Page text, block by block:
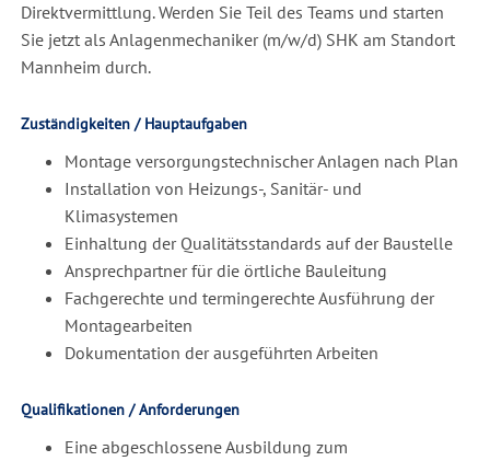
Direktvermittlung. Werden Sie Teil des Teams und starten
Sie jetzt als Anlagenmechaniker (m/w/d) SHK am Standort
Mannheim durch.
Zuständigkeiten / Hauptaufgaben
Montage versorgungstechnischer Anlagen nach Plan
Installation von Heizungs-, Sanitär- und
Klimasystemen
Einhaltung der Qualitätsstandards auf der Baustelle
Ansprechpartner für die örtliche Bauleitung
Fachgerechte und termingerechte Ausführung der
Montagearbeiten
Dokumentation der ausgeführten Arbeiten
Qualifikationen / Anforderungen
Eine abgeschlossene Ausbildung zum